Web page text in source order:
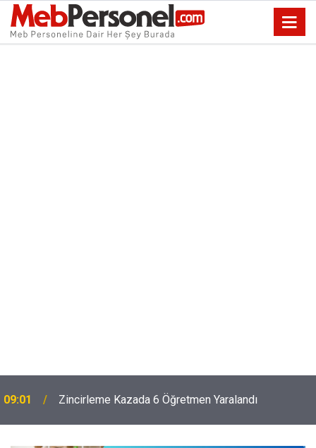
08:32
Lise Mezunu 3.250 Kişilik Polis Alımı İçin
Başvurular Bugün Başlıyor